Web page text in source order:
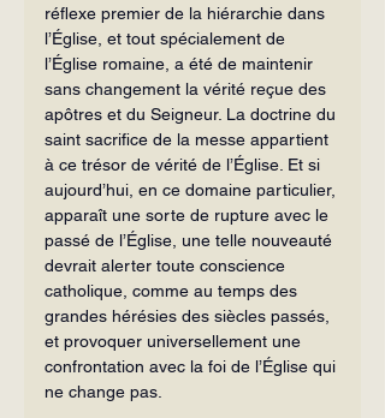
réflexe premier de la hiérarchie dans
l’Église, et tout spécialement de
l’Église romaine, a été de maintenir
sans changement la vérité reçue des
apôtres et du Seigneur. La doctrine du
saint sacrifice de la messe appartient
à ce trésor de vérité de l’Église. Et si
aujourd’hui, en ce domaine particulier,
apparaît une sorte de rupture avec le
passé de l’Église, une telle nouveauté
devrait alerter toute conscience
catholique, comme au temps des
grandes hérésies des siècles passés,
et provoquer universellement une
confrontation avec la foi de l’Église qui
ne change pas.